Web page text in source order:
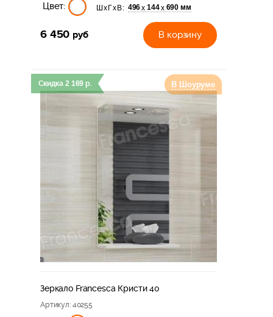
Цвет: ШхГхВ: 496х 144х 690 мм
6 450 руб В корзину
Скидка 2 169 р. В Шоуруме
Зеркало Francesca Кристи 40
Артикул: 40255